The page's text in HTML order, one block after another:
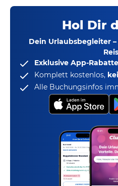
Hol Dir
Dein Urlaubsbegleiter
Exklusive App-Rabatte
Komplett kostenlos,
Alle Buchungsinfos